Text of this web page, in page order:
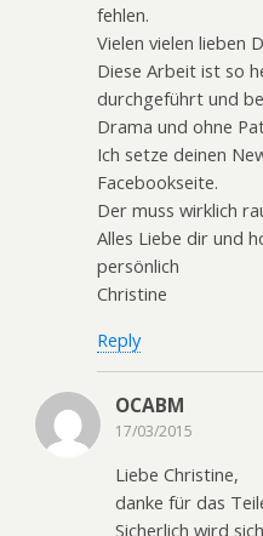
fehlen.
Vielen vielen lieben
Diese Arbeit ist so
durchgeführt und
Drama und ohne
Ich setze deinen
Facebookseite.
Der muss wirklich
Alles Liebe dir und
persönlich
Christine
Reply
OCABM
17/03/2015
Liebe Christine,
danke für das
Sicherlich wird